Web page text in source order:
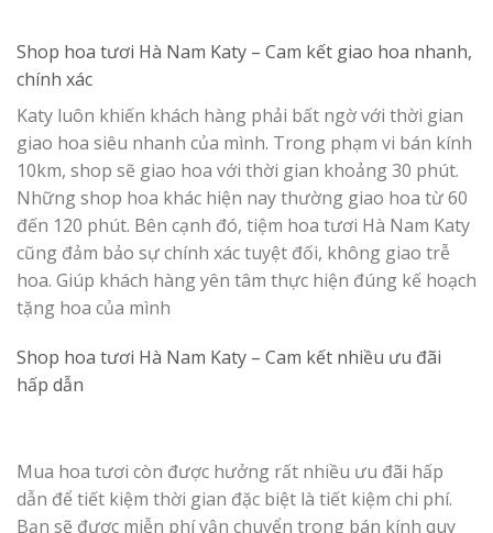
Shop hoa tươi Hà Nam Katy – Cam kết giao hoa nhanh,
chính xác
Katy luôn khiến khách hàng phải bất ngờ với thời gian
giao hoa siêu nhanh của mình. Trong phạm vi bán kính
10km, shop sẽ giao hoa với thời gian khoảng 30 phút.
Những shop hoa khác hiện nay thường giao hoa từ 60
đến 120 phút. Bên cạnh đó, tiệm hoa tươi Hà Nam Katy
cũng đảm bảo sự chính xác tuyệt đối, không giao trễ
hoa. Giúp khách hàng yên tâm thực hiện đúng kế hoạch
tặng hoa của mình
Shop hoa tươi Hà Nam Katy – Cam kết nhiều ưu đãi
hấp dẫn
Mua hoa tươi còn được hưởng rất nhiều ưu đãi hấp
dẫn để tiết kiệm thời gian đặc biệt là tiết kiệm chi phí.
Bạn sẽ được miễn phí vận chuyển trong bán kính quy